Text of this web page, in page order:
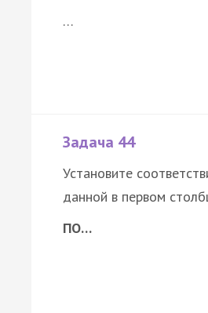
…
Задача 44
Установите
данной в первом
ПО…